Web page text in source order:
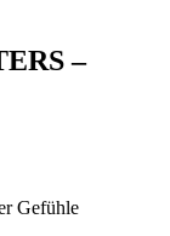
–
Gefühle